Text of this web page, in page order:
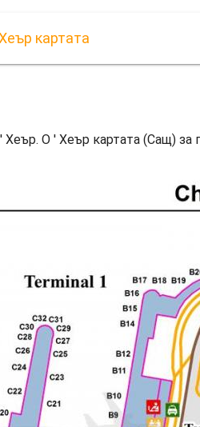
картата
О ' Хеър картата (Сащ) за